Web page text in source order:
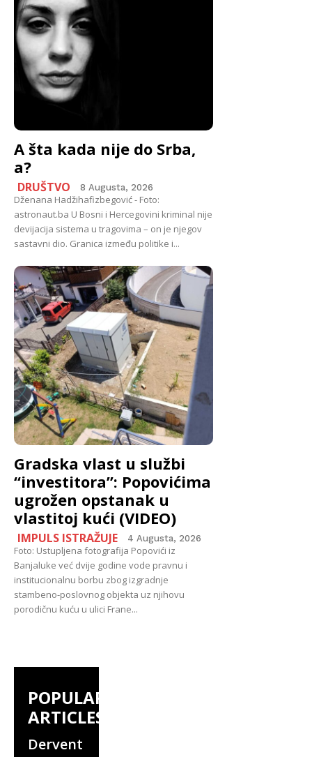
A šta kada nije do Srba,
a?
DRUŠTVO 8 Augusta, 2026
Dženana Hadžihafizbegović - Foto:
astronaut.ba U Bosni i Hercegovini kriminal nije
devijacija sistema u tragovima – on je njegov
sastavni dio. Granica između politike i...
Gradska vlast u službi
“investitora”: Popovićima
ugrožen opstanak u
vlastitoj kući (VIDEO)
IMPULS ISTRAŽUJE 4 Augusta, 2026
Foto: Ustupljena fotografija Popovići iz
Banjaluke već dvije godine vode pravnu i
institucionalnu borbu zbog izgradnje
stambeno-poslovnog objekta uz njihovu
porodičnu kuću u ulici Frane...
POPULAR
ARTICLES
Dervent